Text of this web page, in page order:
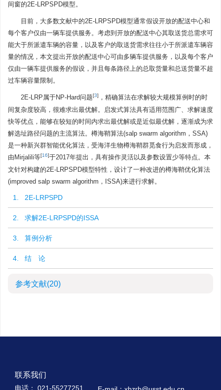
间窗的2E-LRPSPD模型。
目前，大多数文献中的2E-LRPSPD模型通常假设开放的配送中心和
每个客户仅由一辆车提供服务。考虑到开放的配送中心其取送货总需求可
能大于所派遣车辆的容量，以及客户的取送货需求往往小于所派遣车辆容
量的情况，本文提出开放的配送中心可由多辆车提供服务，以及每个客户
仅由一辆车提供服务的假设，并且每条路径上的总取货量和总送货量不超
过车辆容量限制。
2E-LRP属于NP-Hard问题[3] ，精确算法在求解较大规模算例时的时
间复杂度较高，很难求出最优解。启发式算法具有适用范围广、求解速度
快等优点，能够在较短的时间内求出最优解或是近似最优解，逐渐成为求
解选址路径问题的主流算法。樽海鞘算法(salp swarm algorithm，SSA)
是一种新兴群智能优化算法，受海洋生物樽海鞘群觅食行为启发而形成，
由Mirjalili等[16]于2017年提出，具有操作灵活以及参数设置少等特点。本
文针对构建的2E-LRPSPD模型特性，设计了一种改进的樽海鞘优化算法
(improved salp swarm algorithm，ISSA)来进行求解。
1. 2E-LRPSPD
2. 求解2E-LRPSPD的ISSA
3. 算例分析
4. 结 论
参考文献(20)
联系我们
电话： 021-55277251